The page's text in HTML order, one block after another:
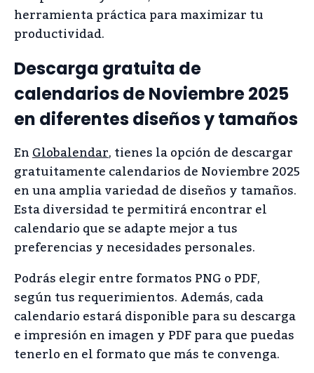
herramienta práctica para maximizar tu
productividad.
Descarga gratuita de
calendarios de Noviembre 2025
en diferentes diseños y tamaños
EnGlobalendar, tienes la opción de descargar
gratuitamente calendarios de Noviembre 2025
en una amplia variedad de diseños y tamaños.
Esta diversidad te permitirá encontrar el
calendario que se adapte mejor a tus
preferencias y necesidades personales.
Podrás elegir entre formatos PNG o PDF,
según tus requerimientos. Además, cada
calendario estará disponible para su descarga
e impresión en imagen y PDF para que puedas
tenerlo en el formato que más te convenga.